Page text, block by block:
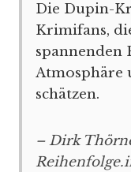
Die Dupin-
Krimifans,
spannenden
Atmosphäre
schätzen.
– Dirk